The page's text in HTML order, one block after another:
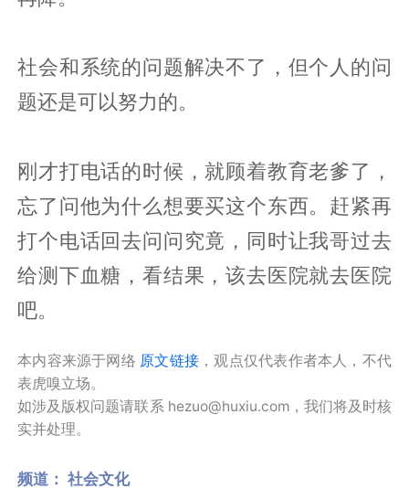
社会和系统的问题解决不了，但个人的问
题还是可以努力的。
刚才打电话的时候，就顾着教育老爹了，
忘了问他为什么想要买这个东西。赶紧再
打个电话回去问问究竟，同时让我哥过去
给测下血糖，看结果，该去医院就去医院
吧。
本内容来源于网络 原文链接 ，观点仅代表作者本人，不代
表虎嗅立场。
如涉及版权问题请联系 hezuo@huxiu.com，我们将及时核
实并处理。
频道： 社会文化